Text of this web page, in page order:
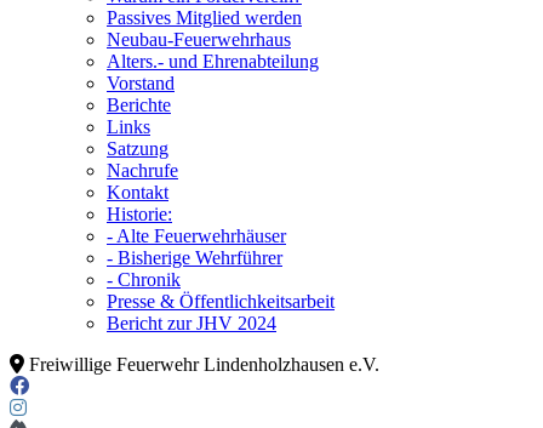
Passives Mitglied werden
Neubau-Feuerwehrhaus
Alters.- und Ehrenabteilung
Vorstand
Berichte
Links
Satzung
Nachrufe
Kontakt
Historie:
- Alte Feuerwehrhäuser
- Bisherige Wehrführer
- Chronik
Presse & Öffentlichkeitsarbeit
Bericht zur JHV 2024
Freiwillige Feuerwehr Lindenholzhausen e.V.